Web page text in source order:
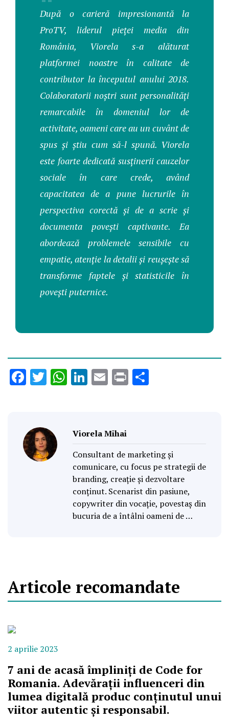
"
După o carieră impresionantă la
ProTV, liderul pieței media din
România, Viorela s-a alăturat
platformei noastre în calitate de
contributor la începutul anului 2018.
Colaboratorii noștri sunt personalități
remarcabile în domeniul lor de
activitate, oameni care au un cuvânt de
spus și știu cum să-l spună. Viorela
este foarte dedicată susținerii cauzelor
sociale în care crede, având
capacitatea de a pune lucrurile în
perspectiva corectă și de a scrie și
documenta povești captivante. Ea
abordează problemele sensibile cu
empatie, atenție la detalii și reușește să
transforme faptele și statisticile în
povești puternice.
Facebook
Twitter
WhatsApp
LinkedIn
Email
Print
Viorela Mihai
Consultant de marketing și
comunicare, cu focus pe strategii de
branding, creație și dezvoltare
conținut. Scenarist din pasiune,
copywriter din vocație, povestaș din
bucuria de a întâlni oameni de …
Articole recomandate
2 aprilie 2023
7 ani de acasă împliniți de Code for
Romania. Adevărații influenceri din
lumea digitală produc conținutul unui
viitor autentic și responsabil.